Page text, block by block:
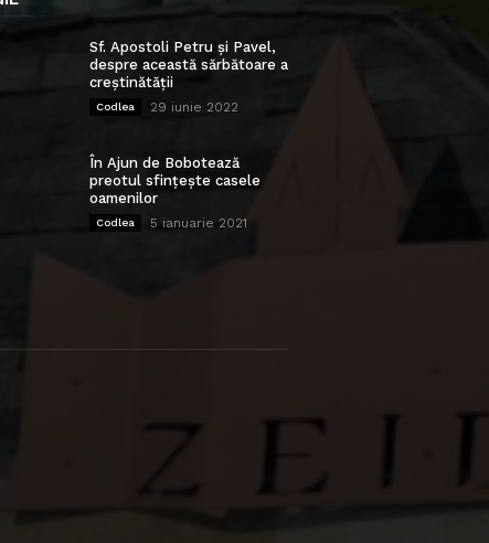
Sf. Apostoli Petru și Pavel,
despre această sărbătoare a
creștinătății
Codlea 29 iunie 2022
În Ajun de Bobotează
preotul sfințește casele
oamenilor
Codlea 5 ianuarie 2021